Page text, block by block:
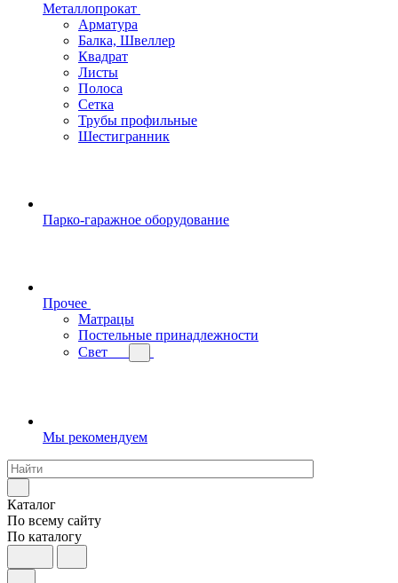
Металлопрокат
Арматура
Балка, Швеллер
Квадрат
Листы
Полоса
Сетка
Трубы профильные
Шестигранник
Парко-гаражное оборудование
Прочее
Матрацы
Постельные принадлежности
Свет
Мы рекомендуем
Каталог
По всему сайту
По каталогу